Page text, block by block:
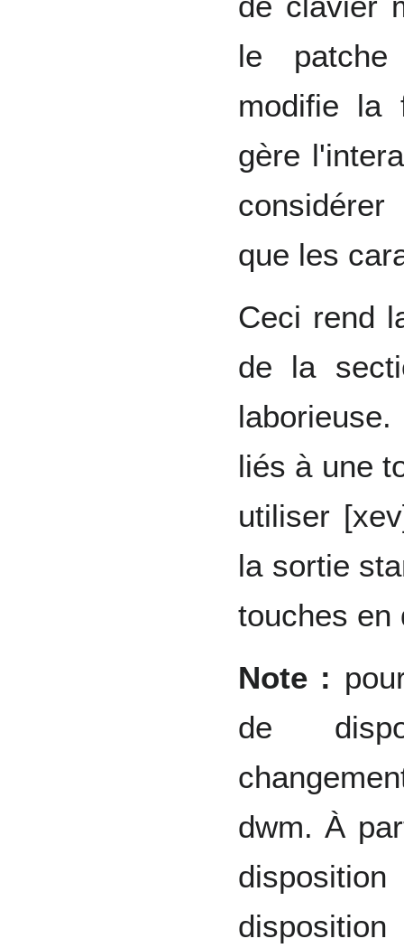
le
modifie la
gère
que les
Ceci rend
de la
liés à une
utiliser
la sortie
touches en
Note :
de
dwm. À